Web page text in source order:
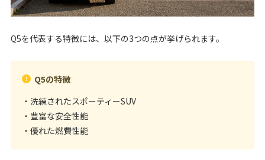
Q5を代表する特徴には、以下の3つの点が挙げられます。
Q5の特徴
・洗練されたスポーティーSUV
・豊富な安全性能
・優れた燃費性能